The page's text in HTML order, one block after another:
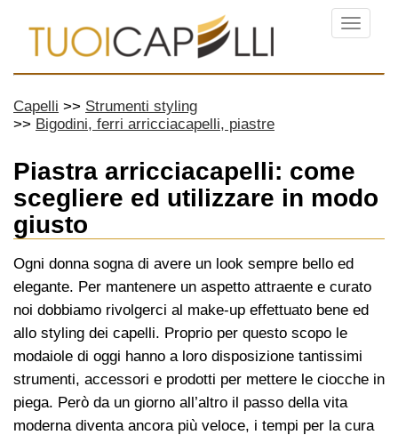
Menu
Capelli
Strumenti styling
Bigodini, ferri arricciacapelli, piastre
Piastra arricciacapelli: come
scegliere ed utilizzare in modo
giusto
Ogni donna sogna di avere un look sempre bello ed
elegante. Per mantenere un aspetto attraente e curato
noi dobbiamo rivolgerci al make-up effettuato bene ed
allo styling dei capelli. Proprio per questo scopo le
modaiole di oggi hanno a loro disposizione tantissimi
strumenti, accessori e prodotti per mettere le ciocche in
piega. Però da un giorno all’altro il passo della vita
moderna diventa ancora più veloce, i tempi per la cura